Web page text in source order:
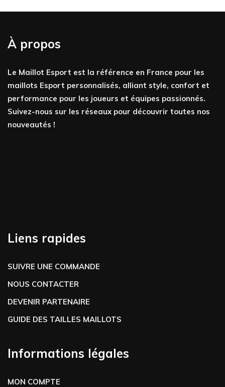
À propos
Le Maillot Esport est la référence en France pour les
maillots Esport personnalisés, alliant style, confort et
performance pour les joueurs et équipes passionnés.
Suivez-nous sur les réseaux pour découvrir toutes nos
nouveautés !
Liens rapides
SUIVRE UNE COMMANDE
NOUS CONTACTER
DEVENIR PARTENAIRE
GUIDE DES TAILLES MAILLOTS
Informations légales
MON COMPTE